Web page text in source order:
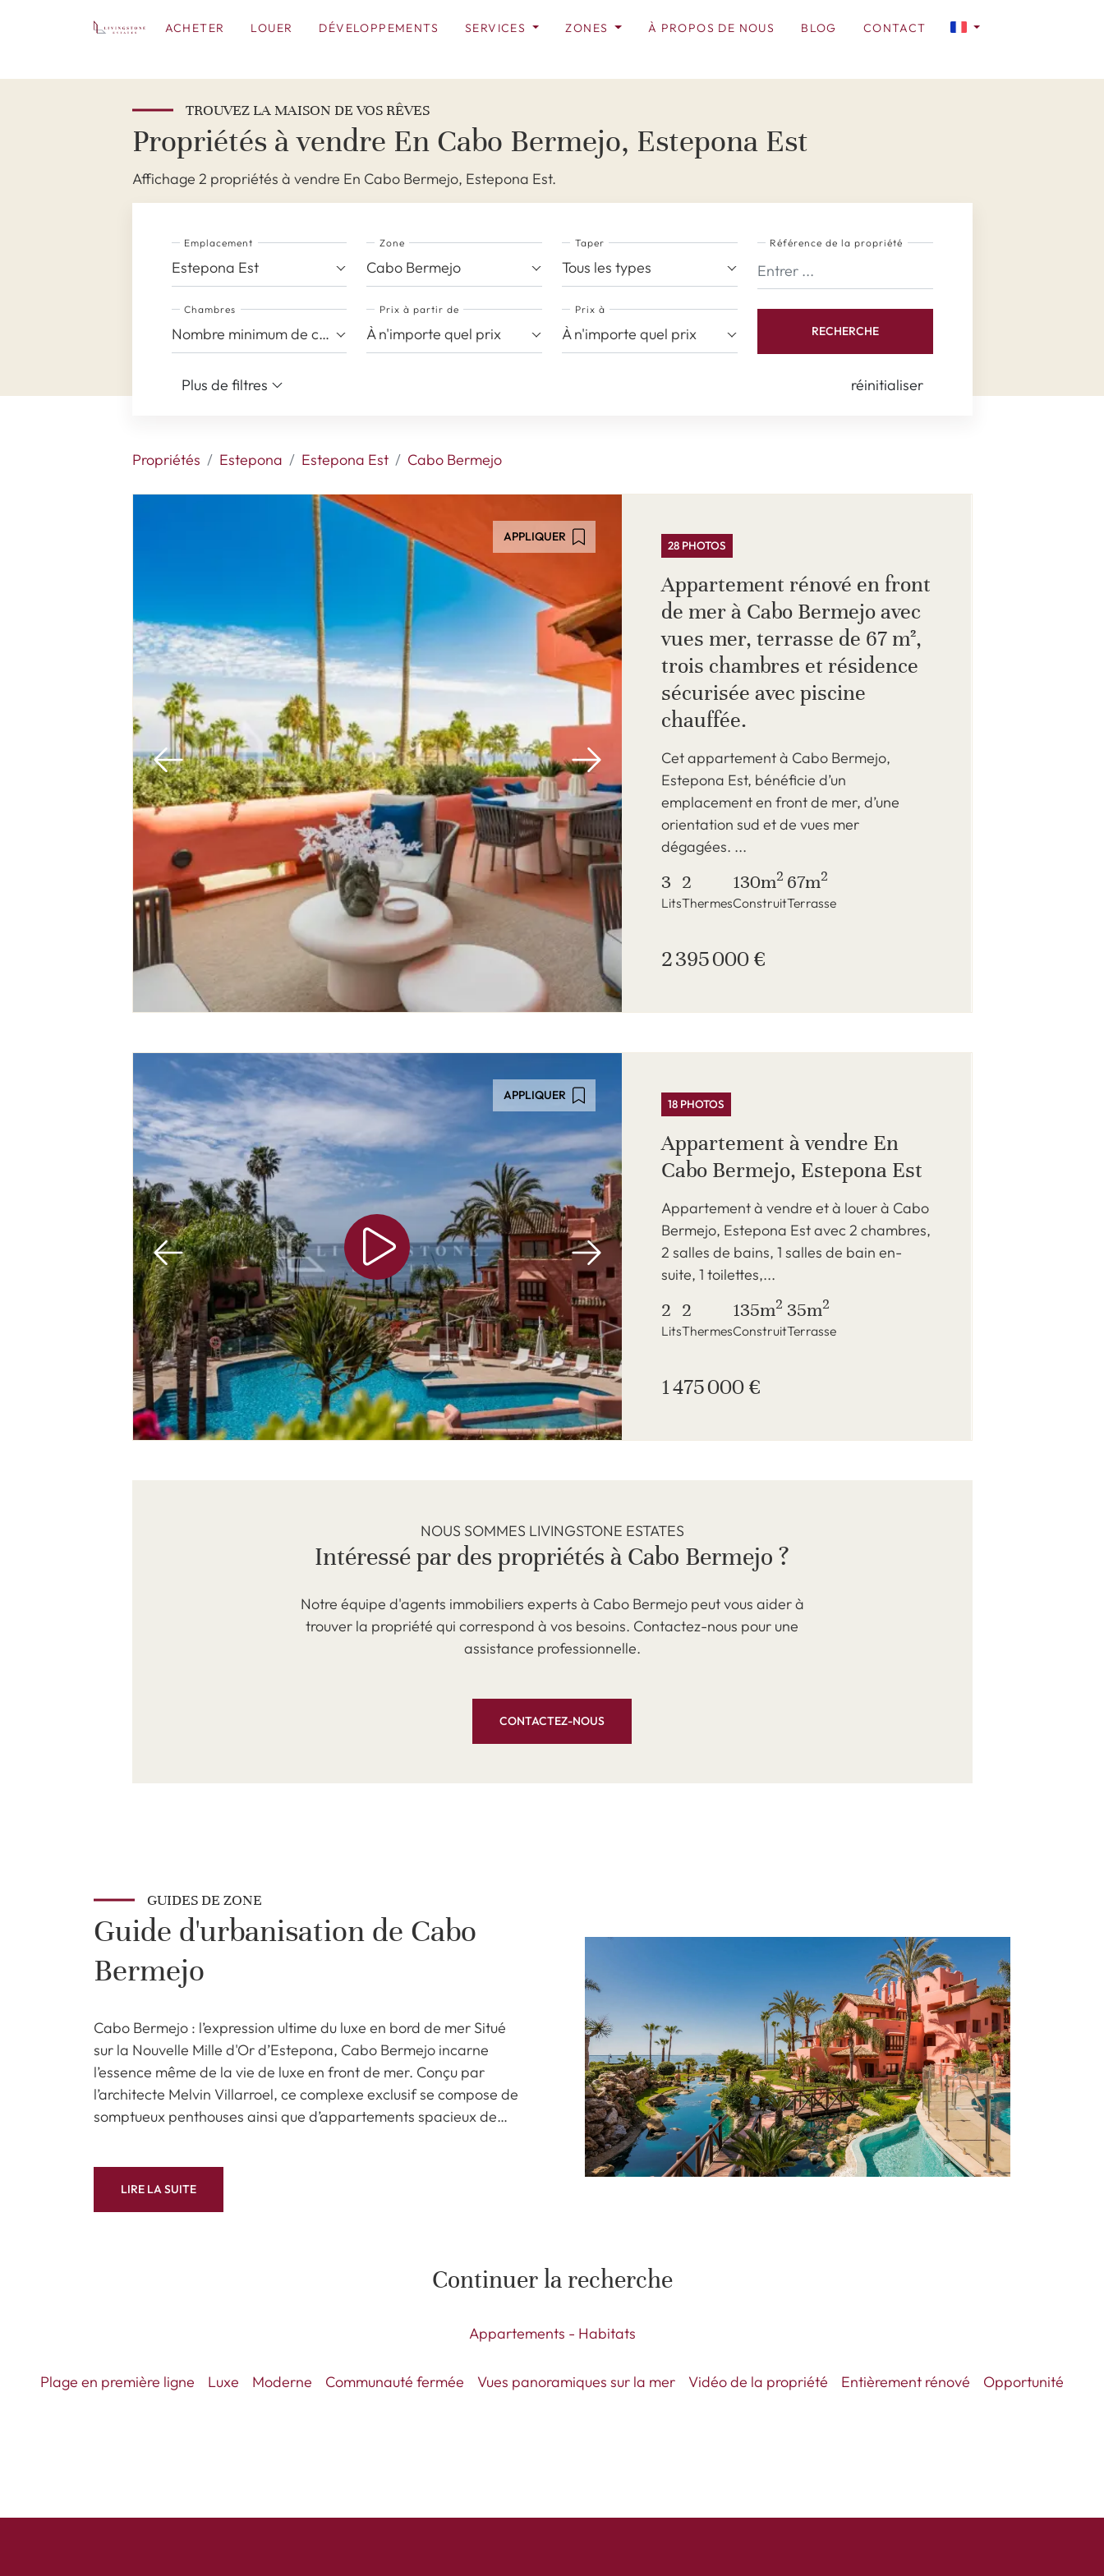
ACHETER LOUER DÉVELOPPEMENTS SERVICES ZONES À PROPOS DE NOUS BLOG CONTACT
TROUVEZ LA MAISON DE VOS RÊVES
Propriétés à vendre En Cabo Bermejo, Estepona Est
Affichage 2 propriétés à vendre En Cabo Bermejo, Estepona Est.
Emplacement
Estepona Est
Zone
Cabo Bermejo
Taper
Tous les types
Référence de la propriété
Chambres
Nombre minimum de chambres
Prix ​​à partir de
À n'importe quel prix
Prix ​​à
À n'importe quel prix RECHERCHE
Plus de filtres réinitialiser
Propriétés Estepona Estepona Est Cabo Bermejo
APPLIQUER
28 PHOTOS
Appartement rénové en front
de mer à Cabo Bermejo avec
vues mer, terrasse de 67 m²,
trois chambres et résidence
sécurisée avec piscine
chauffée.
Cet appartement à Cabo Bermejo,
Estepona Est, bénéficie d’un
emplacement en front de mer, d’une
orientation sud et de vues mer
dégagées. ...
3
Lits
2
Thermes
130m2
Construit
67m2
Terrasse
2 395 000 €
APPLIQUER
18 PHOTOS
Appartement à vendre En
Cabo Bermejo, Estepona Est
Appartement à vendre et à louer à Cabo
Bermejo, Estepona Est avec 2 chambres,
2 salles de bains, 1 salles de bain en-
suite, 1 toilettes,...
2
Lits
2
Thermes
135m2
Construit
35m2
Terrasse
1 475 000 €
NOUS SOMMES LIVINGSTONE ESTATES
Intéressé par des propriétés à Cabo Bermejo ?
Notre équipe d'agents immobiliers experts à Cabo Bermejo peut vous aider à
trouver la propriété qui correspond à vos besoins. Contactez-nous pour une
assistance professionnelle.
CONTACTEZ-NOUS
GUIDES DE ZONE
Guide d'urbanisation de Cabo
Bermejo
Cabo Bermejo : l’expression ultime du luxe en bord de mer Situé
sur la Nouvelle Mille d'Or d’Estepona, Cabo Bermejo incarne
l’essence même de la vie de luxe en front de mer. Conçu par
l’architecte Melvin Villarroel, ce complexe exclusif se compose de
somptueux penthouses ainsi que d’appartements spacieux de…
LIRE LA SUITE
Continuer la recherche
Appartements - Habitats
Plage en première ligne Luxe Moderne Communauté fermée Vues panoramiques sur la mer Vidéo de la propriété Entièrement rénové Opportunité